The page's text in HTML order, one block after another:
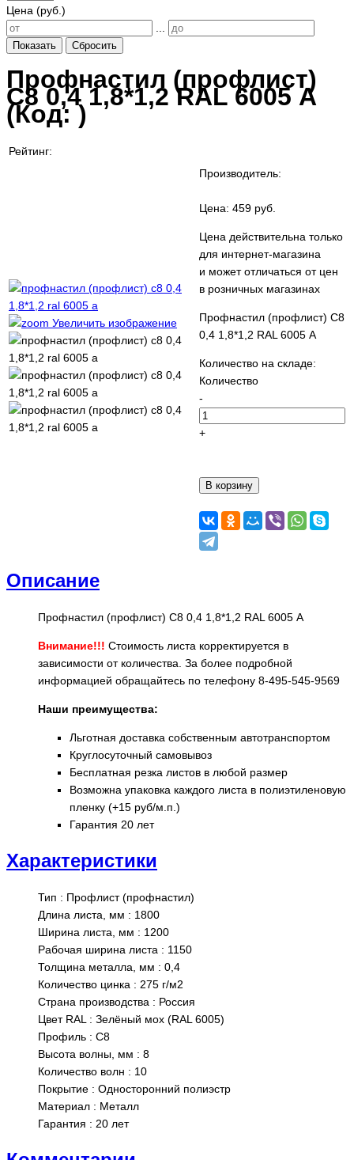
Цена (руб.)
Показать Сбросить
Профнастил (профлист)
С8 0,4 1,8*1,2 RAL 6005 А
(Код:)
Рейтинг:
Увеличить изображение
Производитель:
Цена: 459 руб.
Цена действительна только
для интернет-магазина
и может отличаться от цен
в розничных магазинах
Профнастил (профлист) С8
0,4 1,8*1,2 RAL 6005 А
Количество на складе:
Количество
-
+
Описание
Профнастил (профлист) С8 0,4 1,8*1,2 RAL 6005 А
Внимание!!! Стоимость листа корректируется в
зависимости от количества. За более подробной
информацией обращайтесь по телефону 8-495-545-9569
Наши преимущества:
Льготная доставка собственным автотранспортом
Круглосуточный самовывоз
Бесплатная резка листов в любой размер
Возможна упаковка каждого листа в полиэтиленовую
пленку (+15 руб/м.п.)
Гарантия 20 лет
Характеристики
Тип : Профлист (профнастил)
Длина листа, мм : 1800
Ширина листа, мм : 1200
Рабочая ширина листа : 1150
Толщина металла, мм : 0,4
Количество цинка : 275 г/м2
Страна производства : Россия
Цвет RAL : Зелёный мох (RAL 6005)
Профиль : С8
Высота волны, мм : 8
Количество волн : 10
Покрытие : Односторонний полиэстр
Материал : Металл
Гарантия : 20 лет